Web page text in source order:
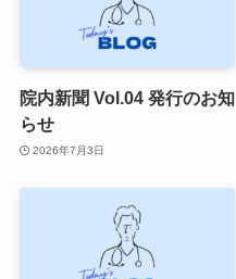
院内新聞 Vol.04 発行のお知
らせ
2026年7月3日